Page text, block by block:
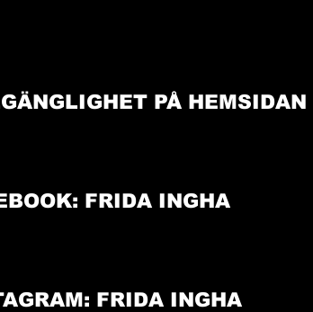
PÅ HEMSIDAN
FRIDA INGHA
FRIDA INGHA